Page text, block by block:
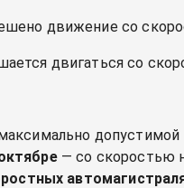
движение со
двигаться со
допустимой
— со скоростью